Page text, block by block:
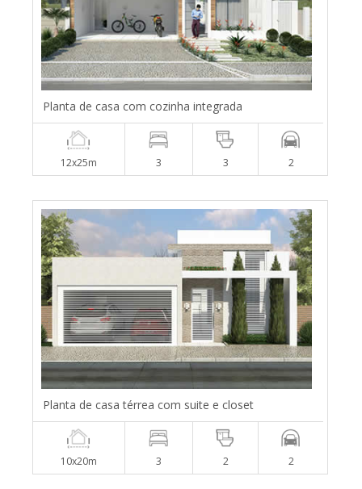
Planta de casa com cozinha integrada
12x25m 3 3 2
Planta de casa térrea com suite e closet
10x20m 3 2 2